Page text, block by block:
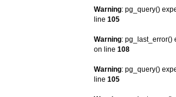
Warning: pg_query()
line 105
Warning: pg_last_error()
on line 108
Warning: pg_query()
line 105